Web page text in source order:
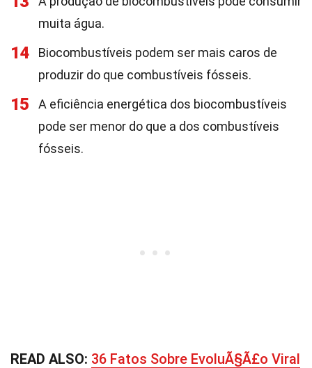
muita água.
14
Biocombustíveis podem ser mais caros de
produzir do que combustíveis fósseis.
15
A eficiência energética dos biocombustíveis
pode ser menor do que a dos combustíveis
fósseis.
READ ALSO: 36 Fatos Sobre EvoluÃ§Ã£o Viral